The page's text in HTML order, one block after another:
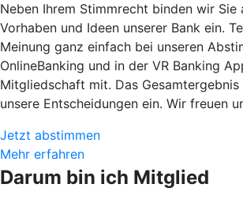
Neben Ihrem Stimmrecht binden wir Sie
Vorhaben und Ideen unserer Bank ein.
Meinung ganz einfach bei unseren
OnlineBanking und in der VR Banking
Mitgliedschaft mit. Das
unsere Entscheidungen ein. Wir freuen
Jetzt abstimmen
Mehr erfahren
Darum bin ich Mitglied